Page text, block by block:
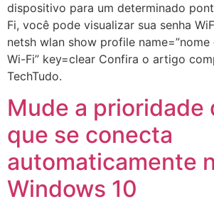
dispositivo para um determinado
Fi, você pode visualizar sua senha
netsh wlan show profile
Wi-Fi” key=clear Confira o artigo
TechTudo.
Mude a prioridade
que se conecta
automaticamente
Windows 10